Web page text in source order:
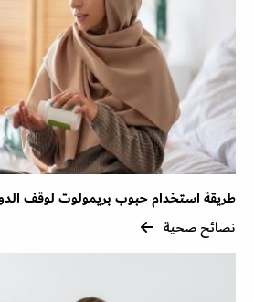
طريقة استخدام حبوب بريمولوت لوقف
نصائح صحية